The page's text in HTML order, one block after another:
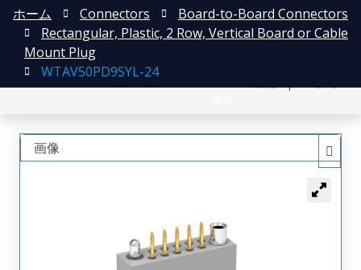
ホーム Connectors
Board-to-Board Connectors
Rectangular, Plastic, 2 Row, Vertical Board or Cable
Mount Plug
WTAV50PD9SYL-24
画像